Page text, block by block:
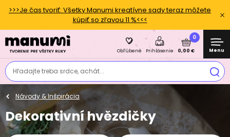
>>>Je čas tvoriť: Všetky Manumi kreatívne sady teraz môžete
kúpiť so zľavou 11 %<<<
Hľadajte treba srdce, achát...
Obľúbené Prihlásenie
0
0,00 € Menu
Návody & Inšpirácia
Dekorativní hvězdičky